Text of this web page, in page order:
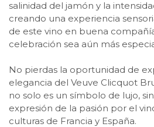
salinidad del jamón y la
creando una experiencia
de este vino en buena
celebración sea aún más
No pierdas la oportunidad de
elegancia del Veuve Clicquot
no solo es un símbolo de lujo,
expresión de la pasión por el
culturas de Francia y España.